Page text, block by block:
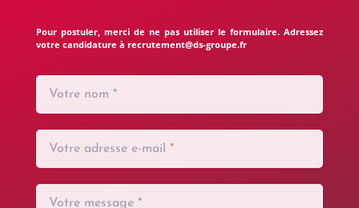
Pour postuler, merci de ne pas utiliser le formulaire. Adressez
votre candidature à recrutement@ds-groupe.fr